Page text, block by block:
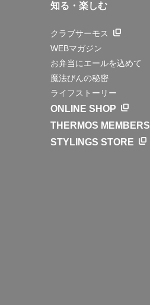
知る・楽しむ
クラブサーモス
WEBマガジン
お弁当にエールを込めて
魔法びんの秘密
ライフストーリー
ONLINE SHOP
THERMOS MEMBERS
STYLINGS STORE